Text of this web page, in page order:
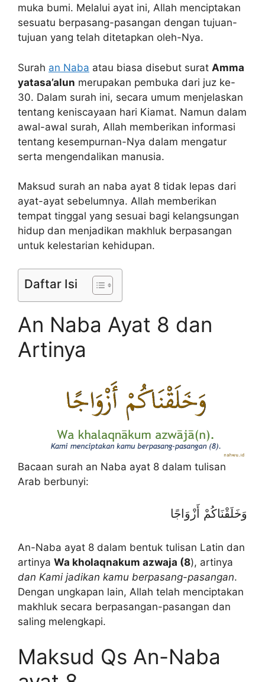
muka bumi. Melalui ayat ini, Allah menciptakan
sesuatu berpasang-pasangan dengan tujuan-
tujuan yang telah ditetapkan oleh-Nya.
Surah an Naba atau biasa disebut surat Amma
yatasa’alun merupakan pembuka dari juz ke-
30. Dalam surah ini, secara umum menjelaskan
tentang keniscayaan hari Kiamat. Namun dalam
awal-awal surah, Allah memberikan informasi
tentang kesempurnan-Nya dalam mengatur
serta mengendalikan manusia.
Maksud surah an naba ayat 8 tidak lepas dari
ayat-ayat sebelumnya. Allah memberikan
tempat tinggal yang sesuai bagi kelangsungan
hidup dan menjadikan makhluk berpasangan
untuk kelestarian kehidupan.
Daftar Isi
An Naba Ayat 8 dan
Artinya
Bacaan surah an Naba ayat 8 dalam tulisan
Arab berbunyi:
وَخَلَقْنَاكُمْ أَزْوَاجًا
An-Naba ayat 8 dalam bentuk tulisan Latin dan
artinya Wa kholaqnakum azwaja (8), artinya
dan Kami jadikan kamu berpasang-pasangan.
Dengan ungkapan lain, Allah telah menciptakan
makhluk secara berpasangan-pasangan dan
saling melengkapi.
Maksud Qs An-Naba